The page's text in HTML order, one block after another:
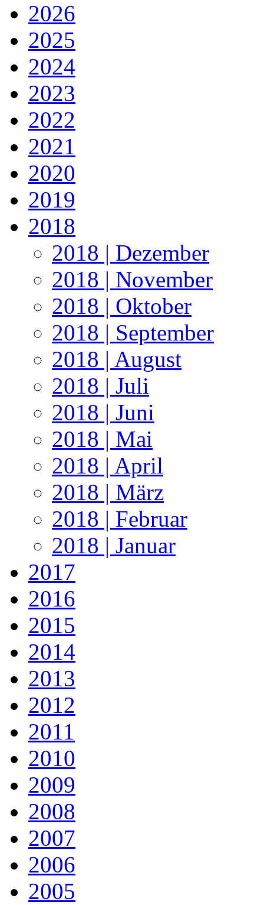
2026
2025
2024
2023
2022
2021
2020
2019
2018
2018 | Dezember
2018 | November
2018 | Oktober
2018 | September
2018 | August
2018 | Juli
2018 | Juni
2018 | Mai
2018 | April
2018 | März
2018 | Februar
2018 | Januar
2017
2016
2015
2014
2013
2012
2011
2010
2009
2008
2007
2006
2005